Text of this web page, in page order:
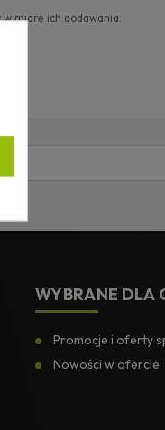
miarę ich dodawania.
WYBRANE DLA
Promocje i oferty
Nowości w ofercie